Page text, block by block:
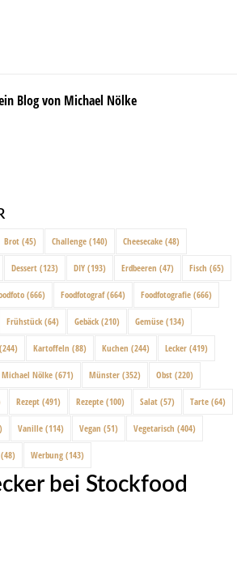
Blog von Michael Nölke
Brot (45) Challenge (140) Cheesecake (48)
Dessert (123) DIY (193) Erdbeeren (47) Fisch (65)
(666) Foodfotograf(664) Foodfotografie (666)
Frühstück (64) Gebäck (210) Gemüse (134)
(244) Kartoffeln (88) Kuchen (244) Lecker (419)
Michael Nölke (671) Münster (352) Obst (220)
Rezept (491) Rezepte (100) Salat (57) Tarte (64)
Vanille (114) Vegan (51) Vegetarisch (404)
(48) Werbung (143)
bei Stockfood